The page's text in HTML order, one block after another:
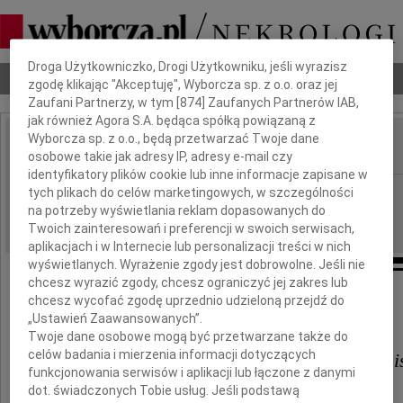
Nekrologi Odeszli Poradnik pogrzebowy
IMIĘ I NAZWISKO:
REGION: Poznań
DATA EMISJI: 27.11.2009
Państwu
Waldemarowi i Krystynie
Dbamy o Twoją prywatność
Droga Użytkowniczko, Drogi Użytkowniku, jeśli wyrazisz
zgodę klikając "Akceptuję", Wyborcza sp. z o.o. oraz jej
Zaufani Partnerzy, w tym [874 ] Zaufanych Partnerów IAB,
jak również Agora S.A. będąca spółką powiązaną z
Wyborcza sp. z o.o., będą przetwarzać Twoje dane
osobowe takie jak adresy IP, adresy e-mail czy
identyfikatory plików cookie lub inne informacje zapisane w
tych plikach do celów marketingowych, w szczególności
na potrzeby wyświetlania reklam dopasowanych do
Twoich zainteresowań i preferencji w swoich serwisach,
aplikacjach i w Internecie lub personalizacji treści w nich
wyświetlanych. Wyrażenie zgody jest dobrowolne. Jeśli nie
chcesz wyrazić zgody, chcesz ograniczyć jej zakres lub
chcesz wycofać zgodę uprzednio udzieloną przejdź do
„Ustawień Zaawansowanych”.
Twoje dane osobowe mogą być przetwarzane także do
celów badania i mierzenia informacji dotyczących
funkcjonowania serwisów i aplikacji lub łączone z danymi
dot. świadczonych Tobie usług. Jeśli podstawą